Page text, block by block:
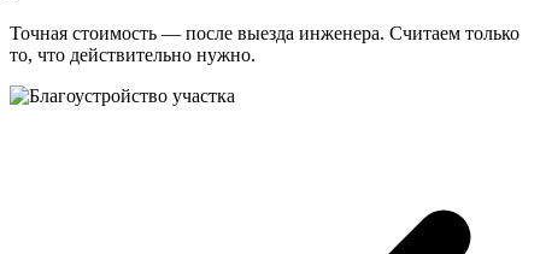
Точная стоимость — после выезда инженера. Считаем только
то, что действительно нужно.